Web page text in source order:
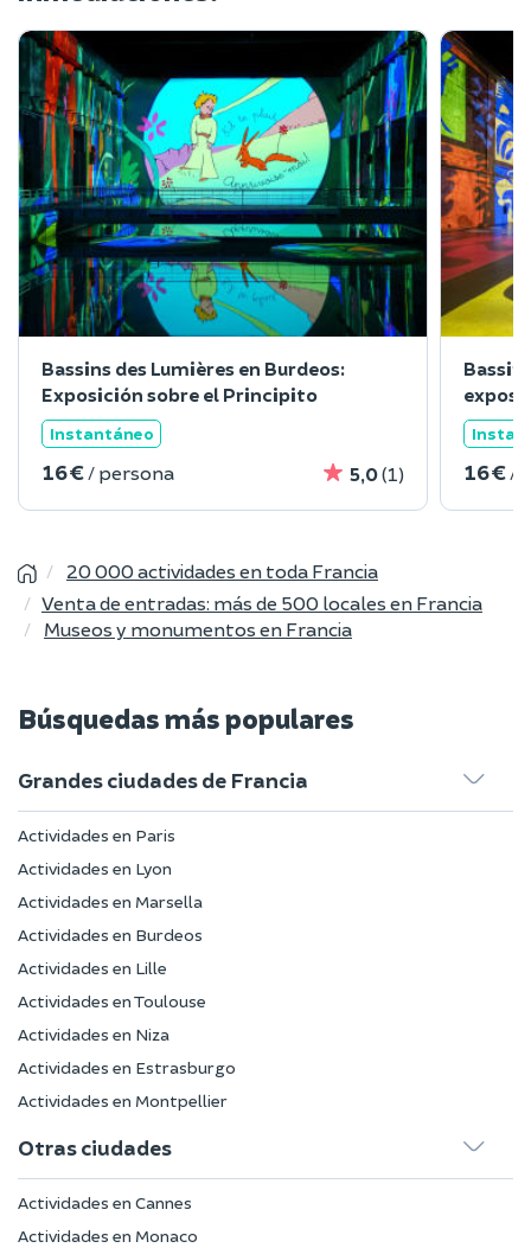
Bassins des Lumières en Burdeos:
Exposición sobre el Principito
Instantáneo
16 € / persona 5,0(1) 16 € /
20 000 actividades en toda Francia
Venta de entradas: más de 500 locales en Francia
Museos y monumentos en Francia
Búsquedas más populares
Grandes ciudades de Francia
Actividades en Paris
Actividades en Lyon
Actividades en Marsella
Actividades en Burdeos
Actividades en Lille
Actividades en Toulouse
Actividades en Niza
Actividades en Estrasburgo
Actividades en Montpellier
Otras ciudades
Actividades en Cannes
Actividades en Monaco